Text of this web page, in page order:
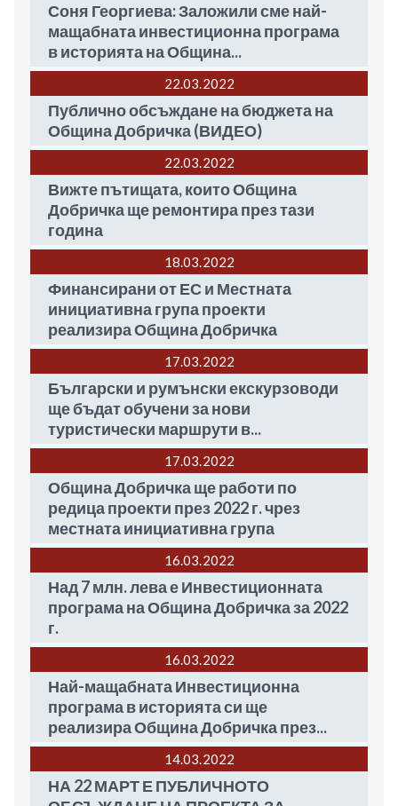
Соня Георгиева: Заложили сме най-
мащабната инвестиционна програма
в историята на Община...
22.03 2022
Публично обсъждане на бюджета на
Община Добричка (ВИДЕО)
22.03 2022
Вижте пътищата, които Община
Добричка ще ремонтира през тази
година
18.03 2022
Финансирани от ЕС и Местната
инициативна група проекти
реализира Община Добричка
17.03 2022
Български и румънски екскурзоводи
ще бъдат обучени за нови
туристически маршрути в...
17.03 2022
Община Добричка ще работи по
редица проекти през 2022 г. чрез
местната инициативна група
16.03 2022
Над 7 млн. лева е Инвестиционната
програма на Община Добричка за 2022
г.
16.03 2022
Най-мащабната Инвестиционна
програма в историята си ще
реализира Община Добричка през...
14.03 2022
НА 22 МАРТ Е ПУБЛИЧНОТО